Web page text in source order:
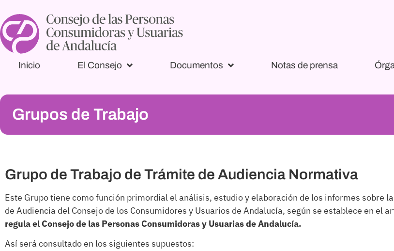
Inicio El Consejo Documentos Notas de prensa
Grupos de Trabajo
Grupo de Trabajo de Trámite de Audiencia Normativa
Este Grupo tiene como función primordial el análisis, estudio y elaboración de los informes sobre
de Audiencia del Consejo de los Consumidores y Usuarios de Andalucía, según se establece en el
regula el Consejo de las Personas Consumidoras y Usuarias de Andalucía.
Así será consultado en los siguientes supuestos: